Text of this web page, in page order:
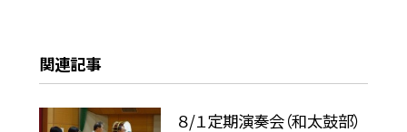
関連記事
８/１定期演奏会（和太鼓部）